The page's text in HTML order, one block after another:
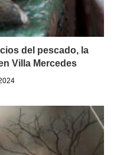
del pescado, la
Villa Mercedes